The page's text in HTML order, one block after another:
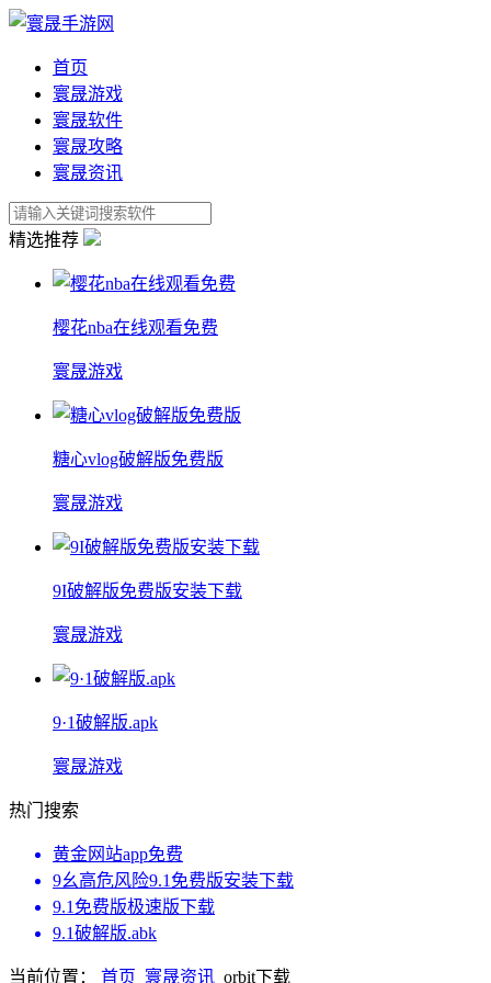
首页
寰晟游戏
寰晟软件
寰晟攻略
寰晟资讯
精选推荐
樱花nba在线观看免费
寰晟游戏
糖心vlog破解版免费版
寰晟游戏
9I破解版免费版安装下载
寰晟游戏
9·1破解版.apk
寰晟游戏
热门搜索
黄金网站app免费
9幺高危风险9.1免费版安装下载
9.1免费版极速版下载
9.1破解版.abk
当前位置： 首页 寰晟资讯 orbit下载